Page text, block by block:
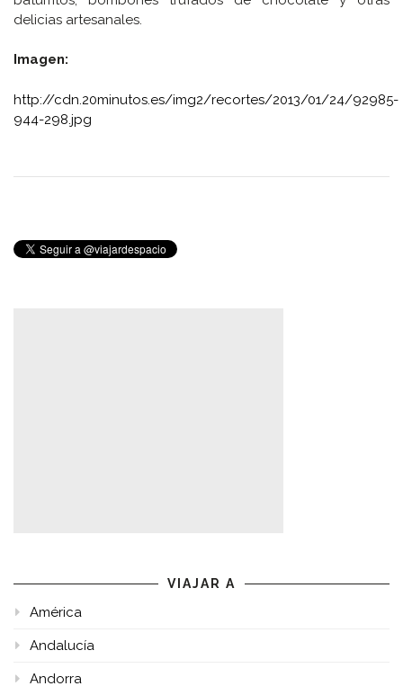
delicias artesanales.
Imagen:
http://cdn.20minutos.es/img2/recortes/2013/01/24/92985-
944-298.jpg
VIAJAR A
América
Andalucía
Andorra